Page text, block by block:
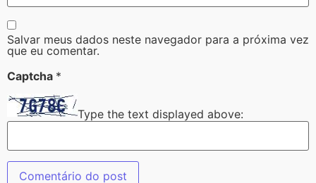
Salvar meus dados neste navegador para a próxima vez
que eu comentar.
Captcha *
Type the text displayed above: